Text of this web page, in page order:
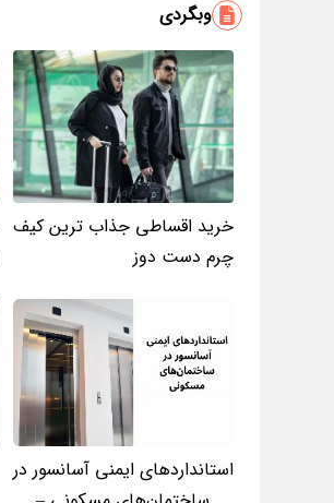
وبگردی
خرید اقساطی جذاب ترین کیف
چرم دست دوز
استانداردهای ایمنی آسانسور در